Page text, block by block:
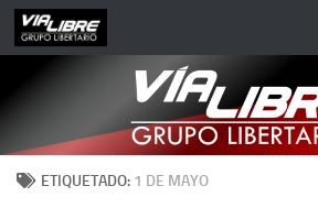
Saltar al contenido
ETIQUETADO: 1 DE MAYO